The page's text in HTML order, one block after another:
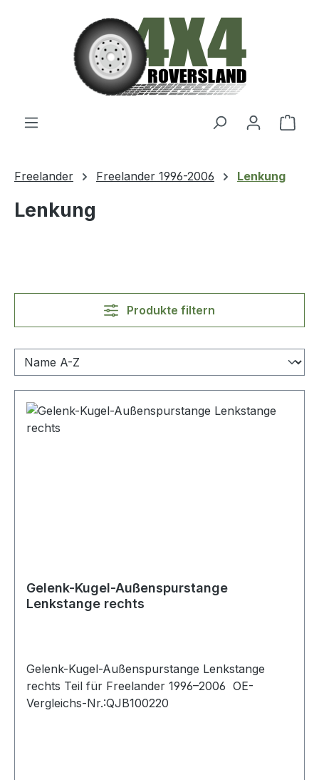
Zum Hauptinhalt springen
Freelander Freelander 1996-2006 Lenkung
Lenkung
Produkte filtern
Gelenk-Kugel-Außenspurstange
Lenkstange rechts
Gelenk-Kugel-Außenspurstange Lenkstange
rechts Teil für Freelander 1996–2006 OE-
Vergleichs-Nr.:QJB100220